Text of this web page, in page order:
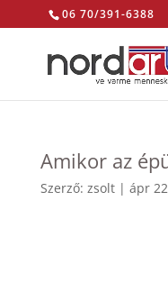
06 70/391-6388
Amikor az
Szerző: zsolt| ápr